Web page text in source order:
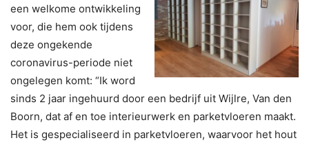
een welkome ontwikkeling
voor, die hem ook tijdens
deze ongekende
coronavirus-periode niet
ongelegen komt: “Ik word
sinds 2 jaar ingehuurd door een bedrijf uit Wijlre, Van den
Boorn, dat af en toe interieurwerk en parketvloeren maakt.
Het is gespecialiseerd in parketvloeren, waarvoor het hout